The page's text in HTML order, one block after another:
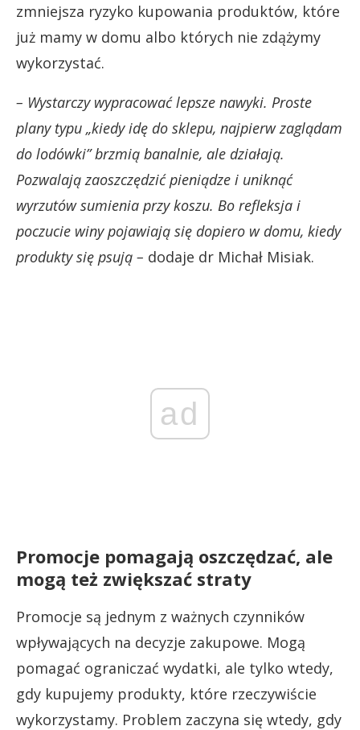
zmniejsza ryzyko kupowania produktów, które
już mamy w domu albo których nie zdążymy
wykorzystać.
– Wystarczy wypracować lepsze nawyki. Proste
plany typu „kiedy idę do sklepu, najpierw zaglądam
do lodówki” brzmią banalnie, ale działają.
Pozwalają zaoszczędzić pieniądze i uniknąć
wyrzutów sumienia przy koszu. Bo refleksja i
poczucie winy pojawiają się dopiero w domu, kiedy
produkty się psują – dodaje dr Michał Misiak.
ad
Promocje pomagają oszczędzać, ale
mogą też zwiększać straty
Promocje są jednym z ważnych czynników
wpływających na decyzje zakupowe. Mogą
pomagać ograniczać wydatki, ale tylko wtedy,
gdy kupujemy produkty, które rzeczywiście
wykorzystamy. Problem zaczyna się wtedy, gdy